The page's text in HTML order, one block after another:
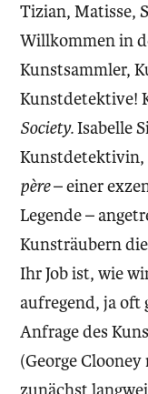
Tizian, Matisse,
Willkommen in
Kunstsammler,
Kunstdetektive!
Society.Isabelle
Kunstdetektivin,
père– einer
Legende –
Kunsträubern
Ihr Job ist, wie
aufregend, ja oft
Anfrage des
(George